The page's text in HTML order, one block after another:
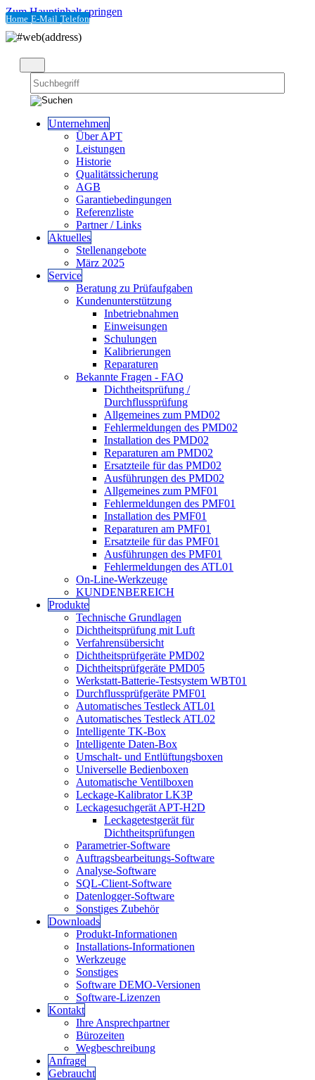
Zum Hauptinhalt springen
Home E-Mail Telefon
Unternehmen
Über APT
Leistungen
Historie
Qualitätssicherung
AGB
Garantiebedingungen
Referenzliste
Partner / Links
Aktuelles
Stellenangebote
März 2025
Service
Beratung zu Prüfaufgaben
Kundenunterstützung
Inbetriebnahmen
Einweisungen
Schulungen
Kalibrierungen
Reparaturen
Bekannte Fragen - FAQ
Dichtheitsprüfung /
Durchflussprüfung
Allgemeines zum PMD02
Fehlermeldungen des PMD02
Installation des PMD02
Reparaturen am PMD02
Ersatzteile für das PMD02
Ausführungen des PMD02
Allgemeines zum PMF01
Fehlermeldungen des PMF01
Installation des PMF01
Reparaturen am PMF01
Ersatzteile für das PMF01
Ausführungen des PMF01
Fehlermeldungen des ATL01
On-Line-Werkzeuge
KUNDENBEREICH
Produkte
Technische Grundlagen
Dichtheitsprüfung mit Luft
Verfahrensübersicht
Dichtheitsprüfgeräte PMD02
Dichtheitsprüfgeräte PMD05
Werkstatt-Batterie-Testsystem WBT01
Durchflussprüfgeräte PMF01
Automatisches Testleck ATL01
Automatisches Testleck ATL02
Intelligente TK-Box
Intelligente Daten-Box
Umschalt- und Entlüftungsboxen
Universelle Bedienboxen
Automatische Ventilboxen
Leckage-Kalibrator LK3P
Leckagesuchgerät APT-H2D
Leckagetestgerät für
Dichtheitsprüfungen
Parametrier-Software
Auftragsbearbeitungs-Software
Analyse-Software
SQL-Client-Software
Datenlogger-Software
Sonstiges Zubehör
Downloads
Produkt-Informationen
Installations-Informationen
Werkzeuge
Sonstiges
Software DEMO-Versionen
Software-Lizenzen
Kontakt
Ihre Ansprechpartner
Bürozeiten
Wegbeschreibung
Anfrage
Gebraucht